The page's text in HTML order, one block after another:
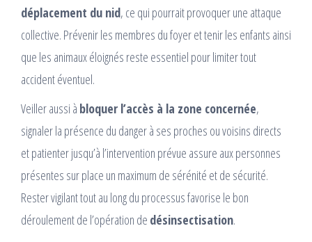
déplacement du nid, ce qui pourrait provoquer une attaque
collective. Prévenir les membres du foyer et tenir les enfants ainsi
que les animaux éloignés reste essentiel pour limiter tout
accident éventuel.
Veiller aussi à bloquer l’accès à la zone concernée,
signaler la présence du danger à ses proches ou voisins directs
et patienter jusqu’à l’intervention prévue assure aux personnes
présentes sur place un maximum de sérénité et de sécurité.
Rester vigilant tout au long du processus favorise le bon
déroulement de l’opération de désinsectisation.